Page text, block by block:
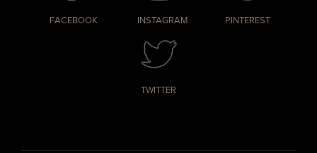
FACEBOOK INSTAGRAM PINTEREST
TWITTER